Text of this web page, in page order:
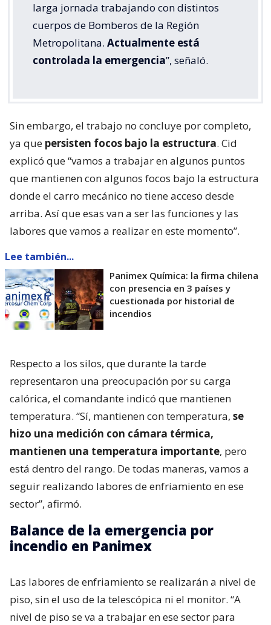
larga jornada trabajando con distintos
cuerpos de Bomberos de la Región
Metropolitana. Actualmente está
controlada la emergencia”, señaló.
Sin embargo, el trabajo no concluye por completo,
ya que persisten focos bajo la estructura. Cid
explicó que “vamos a trabajar en algunos puntos
que mantienen con algunos focos bajo la estructura
donde el carro mecánico no tiene acceso desde
arriba. Así que esas van a ser las funciones y las
labores que vamos a realizar en este momento”.
Lee también...
Panimex Química: la firma chilena
con presencia en 3 países y
cuestionada por historial de
incendios
Respecto a los silos, que durante la tarde
representaron una preocupación por su carga
calórica, el comandante indicó que mantienen
temperatura. “Sí, mantienen con temperatura, se
hizo una medición con cámara térmica,
mantienen una temperatura importante, pero
está dentro del rango. De todas maneras, vamos a
seguir realizando labores de enfriamiento en ese
sector”, afirmó.
Balance de la emergencia por
incendio en Panimex
Las labores de enfriamiento se realizarán a nivel de
piso, sin el uso de la telescópica ni el monitor. “A
nivel de piso se va a trabajar en ese sector para